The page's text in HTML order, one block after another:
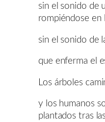
sin el sonido de
rompiéndose en
sin el sonido de
que enferma el
Los árboles
y los humanos
plantados tras